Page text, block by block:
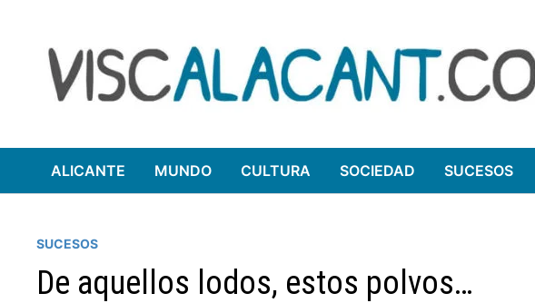
contenido
ALICANTE MUNDO CULTURA SOCIEDAD SUCESOS
SUCESOS
De aquellos lodos, estos polvos…